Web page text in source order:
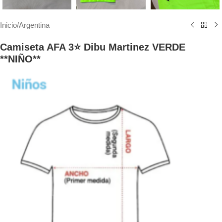
Inicio/Argentina
Camiseta AFA 3⭐ Dibu Martinez VERDE
**NIÑO**